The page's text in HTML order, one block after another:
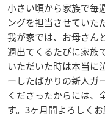
小さい頃から家族で毎
ングを担当させていた
我が家では、お母さん
週出てくるたびに家族
いただいた時は本当に
ーしたばかりの新人ガ
くださったからには、
す。3ヶ月間よろしくお